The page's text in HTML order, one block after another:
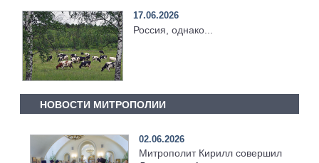
17.06.2026
Россия, однако...
НОВОСТИ МИТРОПОЛИИ
02.06.2026
Митрополит Кирилл совершил